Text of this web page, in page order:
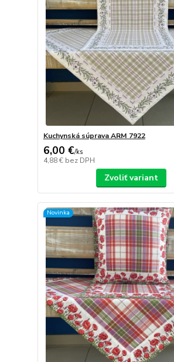
Kuchynská súprava ARM 7922
6,00 €/ks
4,88 € bez DPH
Zvoliť variant
Novinka